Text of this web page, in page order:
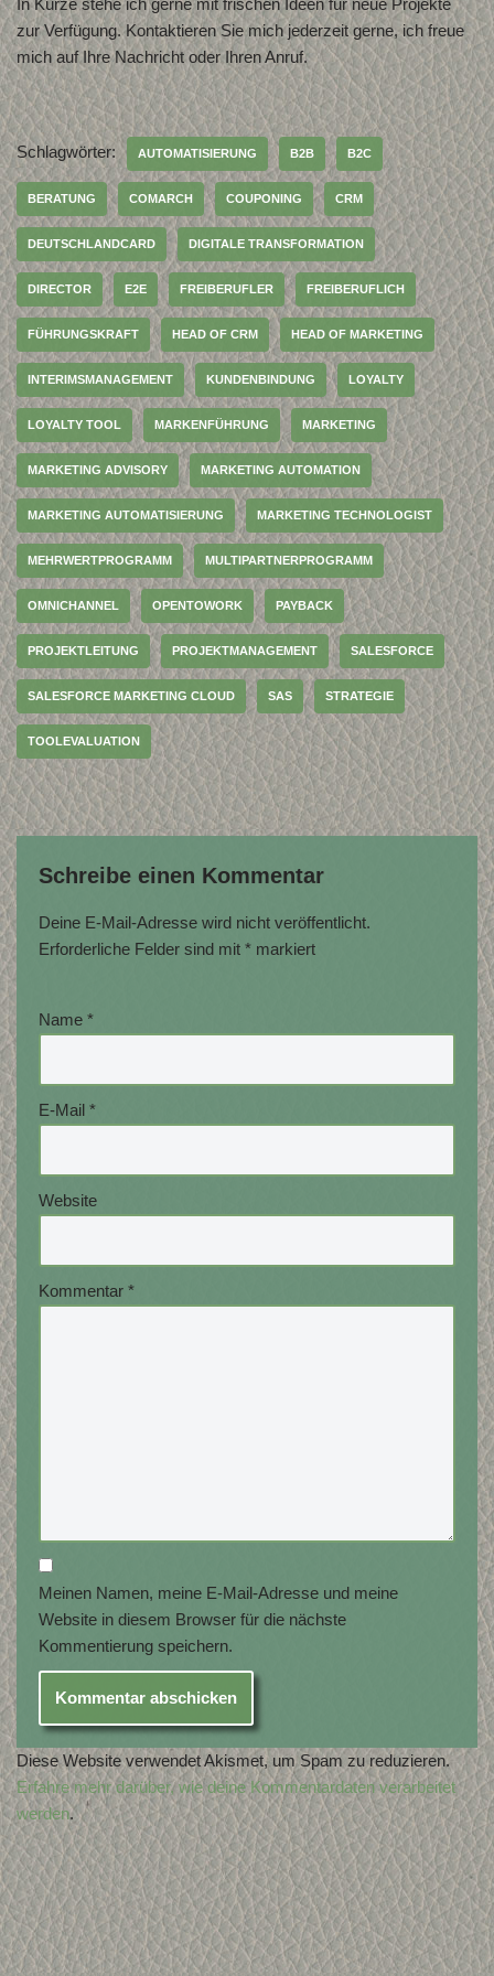
In Kürze stehe ich gerne mit frischen Ideen für neue Projekte
zur Verfügung. Kontaktieren Sie mich jederzeit gerne, ich freue
mich auf Ihre Nachricht oder Ihren Anruf.
Schlagwörter: AUTOMATISIERUNG B2B B2C
BERATUNG COMARCH COUPONING CRM
DEUTSCHLANDCARD DIGITALE TRANSFORMATION
DIRECTOR E2E FREIBERUFLER FREIBERUFLICH
FÜHRUNGSKRAFT HEAD OF CRM HEAD OF MARKETING
INTERIMSMANAGEMENT KUNDENBINDUNG LOYALTY
LOYALTY TOOL MARKENFÜHRUNG MARKETING
MARKETING ADVISORY MARKETING AUTOMATION
MARKETING AUTOMATISIERUNG MARKETING TECHNOLOGIST
MEHRWERTPROGRAMM MULTIPARTNERPROGRAMM
OMNICHANNEL OPENTOWORK PAYBACK
PROJEKTLEITUNG PROJEKTMANAGEMENT SALESFORCE
SALESFORCE MARKETING CLOUD SAS STRATEGIE
TOOLEVALUATION
Schreibe einen Kommentar
Deine E-Mail-Adresse wird nicht veröffentlicht.
Erforderliche Felder sind mit * markiert
Name *
E-Mail *
Website
Kommentar *
Meinen Namen, meine E-Mail-Adresse und meine
Website in diesem Browser für die nächste
Kommentierung speichern.
Diese Website verwendet Akismet, um Spam zu reduzieren.
Erfahre mehr darüber, wie deine Kommentardaten verarbeitet
werden.